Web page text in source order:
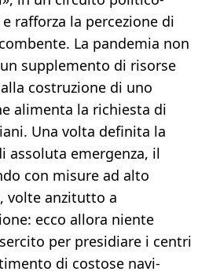
rafforza la percezione di
La pandemia non
supplemento di risorse
costruzione di uno
alimenta la richiesta di
Una volta definita la
assoluta emergenza, il
con misure ad alto
volte anzitutto a
ecco allora niente
per presidiare i centri
di costose navi-